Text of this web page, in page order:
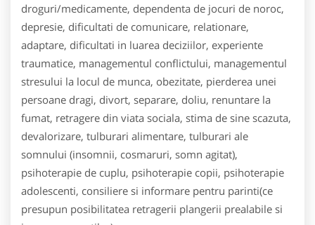
droguri/medicamente, dependenta de jocuri de noroc,
depresie, dificultati de comunicare, relationare,
adaptare, dificultati in luarea deciziilor, experiente
traumatice, managementul conflictului, managementul
stresului la locul de munca, obezitate, pierderea unei
persoane dragi, divort, separare, doliu, renuntare la
fumat, retragere din viata sociala, stima de sine scazuta,
devalorizare, tulburari alimentare, tulburari ale
somnului (insomnii, cosmaruri, somn agitat),
psihoterapie de cuplu, psihoterapie copii, psihoterapie
adolescenti, consiliere si informare pentru parinti(ce
presupun posibilitatea retragerii plangerii prealabile si